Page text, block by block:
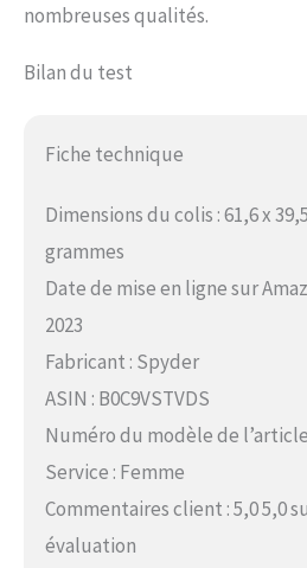
nombreuses qualités.
Bilan du test
Fiche technique
Dimensions du colis : 61,6 x
grammes
Date de mise en ligne sur
2023
Fabricant : Spyder
ASIN : B0C9VSTVDS
Numéro du modèle de l’article
Service : Femme
Commentaires client : 5,0 5,0
évaluation